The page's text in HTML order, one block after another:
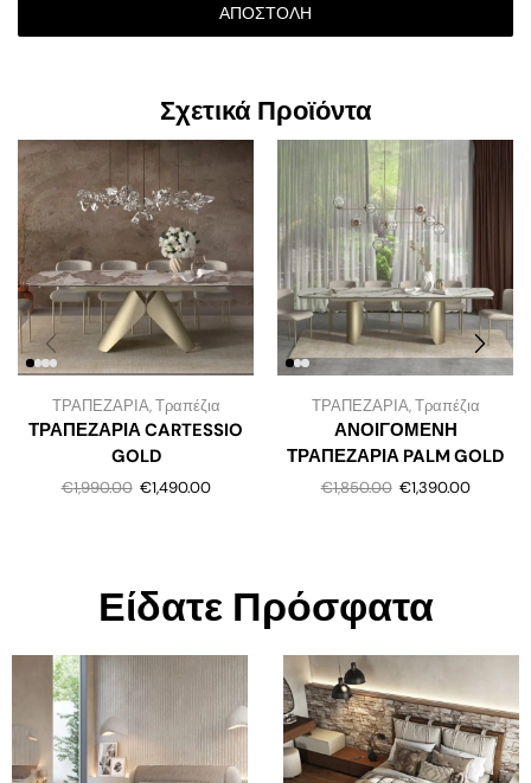
ΑΠΟΣΤΟΛΉ
Σχετικά Προϊόντα
ΤΡΑΠΕΖΑΡΙΑ,Τραπέζια
ΤΡΑΠΕΖΑΡΙΑ CARTESSIO
GOLD
€1,990.00 €1,490.00
ΤΡΑΠΕΖΑΡΙΑ,Τραπέζια
ΑΝΟΙΓΟΜΕΝΗ
ΤΡΑΠΕΖΑΡΙΑ PALM GOLD
€1,850.00 €1,390.00
Είδατε Πρόσφατα